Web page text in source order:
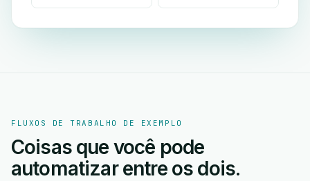
FLUXOS DE TRABALHO DE EXEMPLO
Coisas que você pode
automatizar entre os dois.